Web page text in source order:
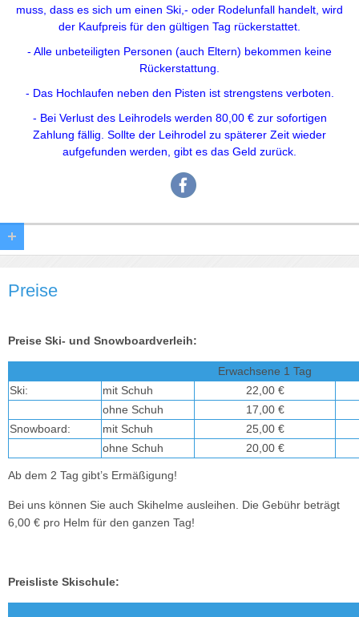
muss, dass es sich um einen Ski,- oder Rodelunfall handelt, wird
der Kaufpreis für den gültigen Tag rückerstattet.
- Alle unbeteiligten Personen (auch Eltern) bekommen keine
Rückerstattung.
- Das Hochlaufen neben den Pisten ist strengstens verboten.
- Bei Verlust des Leihrodels werden 80,00 € zur sofortigen
Zahlung fällig. Sollte der Leihrodel zu späterer Zeit wieder
aufgefunden werden, gibt es das Geld zurück.
Preise
Preise Ski- und Snowboardverleih:
Erwachsene 1 Tag
Ski:
mit Schuh
22,00 €
ohne Schuh
17,00 €
Snowboard:
mit Schuh
25,00 €
ohne Schuh
20,00 €
Ab dem 2 Tag gibt’s Ermäßigung!
Bei uns können Sie auch Skihelme ausleihen. Die Gebühr beträgt
6,00 € pro Helm für den ganzen Tag!
Preisliste Skischule: